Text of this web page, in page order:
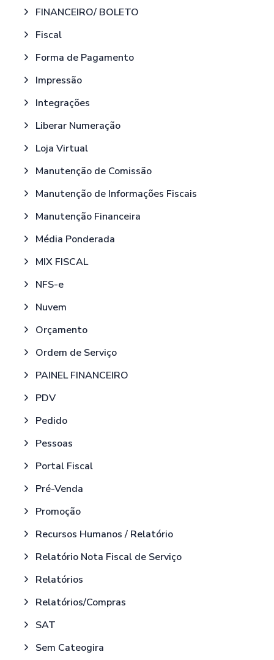
FINANCEIRO/ BOLETO
Fiscal
Forma de Pagamento
Impressão
Integrações
Liberar Numeração
Loja Virtual
Manutenção de Comissão
Manutenção de Informações Fiscais
Manutenção Financeira
Média Ponderada
MIX FISCAL
NFS-e
Nuvem
Orçamento
Ordem de Serviço
PAINEL FINANCEIRO
PDV
Pedido
Pessoas
Portal Fiscal
Pré-Venda
Promoção
Recursos Humanos / Relatório
Relatório Nota Fiscal de Serviço
Relatórios
Relatórios/Compras
SAT
Sem Cateogira